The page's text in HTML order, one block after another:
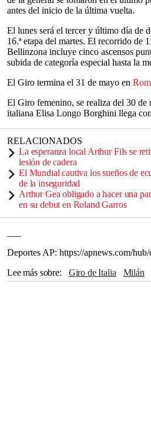
antes del inicio de la última vuelta.
El lunes será el tercer y último día de
16.ª etapa del martes. El recorrido de
Bellinzona incluye cinco ascensos
subida de categoría especial hasta la
El Giro termina el 31 de mayo en
El Giro femenino, se realiza del 30 de
italiana Elisa Longo Borghini llega
RELACIONADOS
La esperanza local Arthur Fils se
lesión de cadera
El Mundial cautiva los sueños de
de la inseguridad
Arthur Gea obligado a hacer una
en su debut en Roland Garros
Deportes AP: https://apnews.com/hub/
Lee más sobre
Giro de Italia Milán